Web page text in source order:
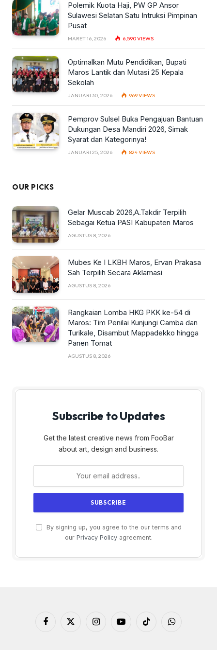
Polemik Kuota Haji, PW GP Ansor
Sulawesi Selatan Satu Intruksi Pimpinan
Pusat
MARET 16, 2026 6,590VIEWS
Optimalkan Mutu Pendidikan, Bupati
Maros Lantik dan Mutasi 25 Kepala
Sekolah
JANUARI 30, 2026 969VIEWS
Pemprov Sulsel Buka Pengajuan Bantuan
Dukungan Desa Mandiri 2026, Simak
Syarat dan Kategorinya!
JANUARI 25, 2026 824VIEWS
OUR PICKS
Gelar Muscab 2026,A.Takdir Terpilih
Sebagai Ketua PASI Kabupaten Maros
AGUSTUS 8, 2026
Mubes Ke I LKBH Maros, Ervan Prakasa
Sah Terpilih Secara Aklamasi
AGUSTUS 8, 2026
Rangkaian Lomba HKG PKK ke-54 di
Maros: Tim Penilai Kunjungi Camba dan
Turikale, Disambut Mappadekko hingga
Panen Tomat
AGUSTUS 8, 2026
Subscribe to Updates
Get the latest creative news from FooBar
about art, design and business.
By signing up, you agree to the our terms and
our Privacy Policyagreement.
Facebook
X
InstagramYouTubeTikTok WhatsApp